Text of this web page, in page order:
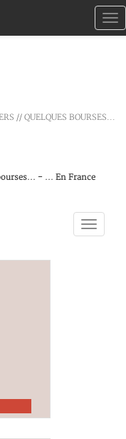
// QUELQUES BOURSES...
- ... En France
Toggle
navigation